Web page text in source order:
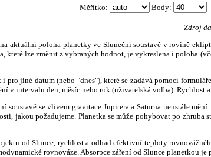
Měřítko: Body:
Zdroj
aktuální poloha planetky ve Sluneční soustavě v rovině
lze změnit z vybraných hodnot, je vykreslena i poloha
jiné datum (nebo "dnes"), které se zadává pomocí
v intervalu den, měsíc nebo rok (uživatelská volba). Rychlost
soustavě se vlivem gravitace Jupitera a Saturna neustále
jakou požadujeme. Planetka se může pohybovat po
od Slunce, rychlost a odhad efektivní teploty
rovnováze. Absorpce záření od Slunce planetkou je